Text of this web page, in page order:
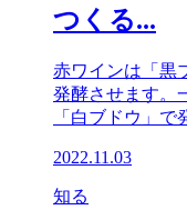
つくる...
赤ワインは「黒
発酵させます。
「白ブドウ」で
2022.11.03
知る